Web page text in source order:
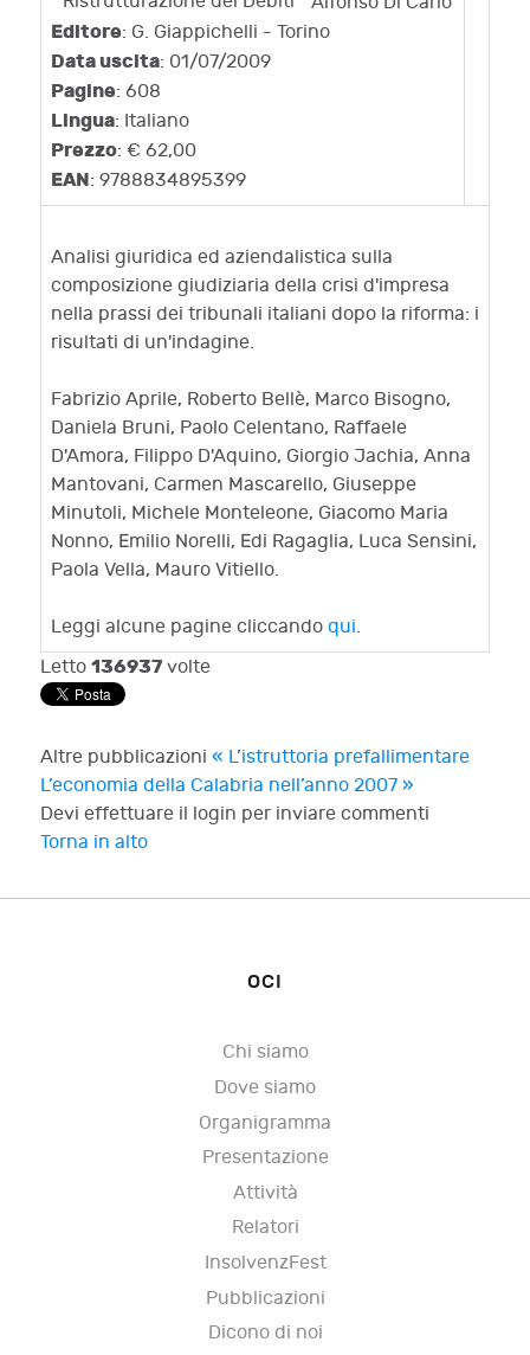
Editore: G. Giappichelli - Torino
Data uscita: 01/07/2009
Pagine: 608
Lingua: Italiano
Prezzo: € 62,00
EAN: 9788834895399
Analisi giuridica ed aziendalistica sulla
composizione giudiziaria della crisi d'impresa
nella prassi dei tribunali italiani dopo la riforma: i
risultati di un'indagine.
Fabrizio Aprile, Roberto Bellè, Marco Bisogno,
Daniela Bruni, Paolo Celentano, Raffaele
D'Amora, Filippo D'Aquino, Giorgio Jachia, Anna
Mantovani, Carmen Mascarello, Giuseppe
Minutoli, Michele Monteleone, Giacomo Maria
Nonno, Emilio Norelli, Edi Ragaglia, Luca Sensini,
Paola Vella, Mauro Vitiello.
Leggi alcune pagine cliccando qui.
Letto 136937 volte
Altre pubblicazioni « L’istruttoria prefallimentare
L’economia della Calabria nell’anno 2007 »
Devi effettuare il login per inviare commenti
Torna in alto
OCI
Chi siamo
Dove siamo
Organigramma
Presentazione
Attività
Relatori
InsolvenzFest
Pubblicazioni
Dicono di noi